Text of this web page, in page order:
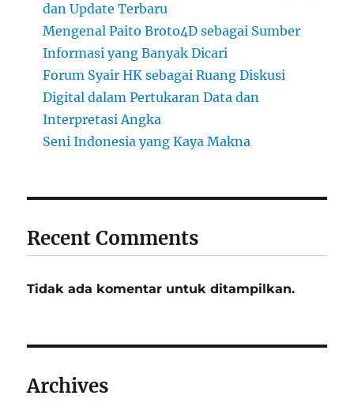
dan Update Terbaru
Mengenal Paito Broto4D sebagai Sumber
Informasi yang Banyak Dicari
Forum Syair HK sebagai Ruang Diskusi
Digital dalam Pertukaran Data dan
Interpretasi Angka
Seni Indonesia yang Kaya Makna
Recent Comments
Tidak ada komentar untuk ditampilkan.
Archives